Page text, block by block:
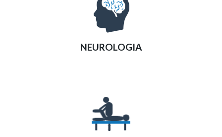
NEUROLOGIA